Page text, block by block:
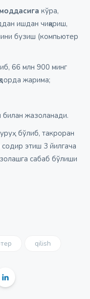
кўра,
ишдан чиқариш,
бузиш (компьютер
66 млн 900 минг
жарима;
билан жазоланади.
бўлиб, такроран
этиш 3 йилгача
сабаб бўлиши
qilish